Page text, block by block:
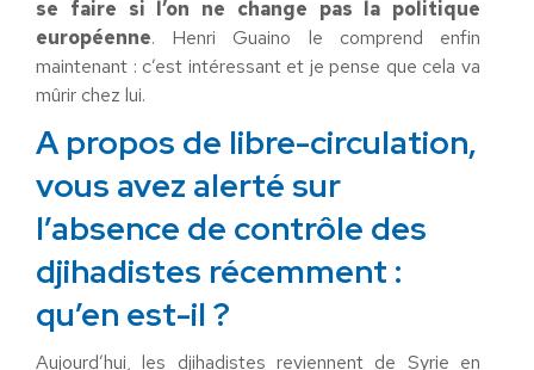
se faire si l’on ne change pas la politique
européenne. Henri Guaino le comprend enfin
maintenant : c’est intéressant et je pense que cela va
mûrir chez lui.
A propos de libre-circulation,
vous avez alerté sur
l’absence de contrôle des
djihadistes récemment :
qu’en est-il ?
Aujourd’hui, les djihadistes reviennent de Syrie en